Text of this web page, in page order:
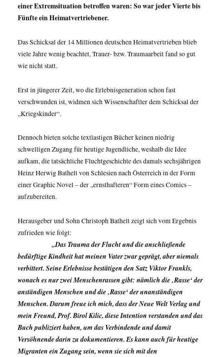
einer Extremsituation betroffen waren: So war jeder Vierte bis
Fünfte ein Heimatvertriebener.
Das Schicksal der 14 Millionen deutschen Heimatvertrieben blieb
viele Jahre wenig beachtet, Trauer- bzw. Traumaarbeit fand so gut
wie nicht statt.
Erst in jüngerer Zeit, wo die Erlebnisgeneration schon fast
verschwunden ist, widmen sich Wissenschaftler dem Schicksal der
„Kriegskinder“.
Dennoch bieten solche textlastigen Bücher keinen niedrig
schwelligen Zugang für heutige Jugendliche, weshalb die Idee
aufkam, die tatsächliche Fluchtgeschichte des damals sechsjährigen
Heinz Herwig Bathelt von Schlesien nach Österreich in der Form
einer Graphic Novel – der „ernsthafteren“ Form eines Comics –
aufzubereiten.
Herausgeber und Sohn Christoph Bathelt zeigt sich vom Ergebnis
zufrieden wie folgt:
„Das Trauma der Flucht und die anschließende
bedürftige Kindheit hat meinen Vater zwar geprägt, aber niemals
verbittert. Seine Erlebnisse bestätigen den Satz Viktor Frankls,
wonach es nur zwei Menschenrassen gibt: nämlich die ‚Rasse‘ der
anständigen Menschen und die ‚Rasse‘ der unanständigen
Menschen. Darum freue ich mich, dass der Neue Welt Verlag und
mein Freund, Prof. Birol Kilic, diese Intention verstanden und das
Buch publiziert haben, um das Verbindende und damit
Versöhnende darin zu dokumentieren. Es kann auch für heutige
Migranten ein Zugang sein, wenn sie sich mit den